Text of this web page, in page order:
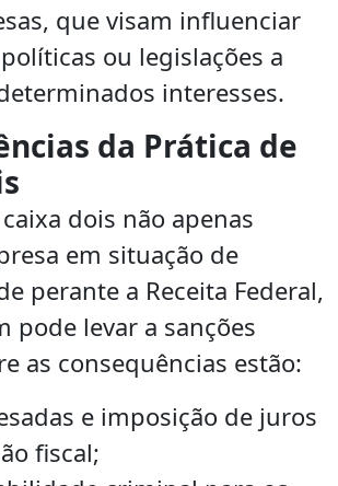
que visam influenciar
ou legislações a
interesses.
da Prática de
dois não apenas
em situação de
perante a Receita Federal,
pode levar a sanções
as consequências estão:
e imposição de juros
fiscal;